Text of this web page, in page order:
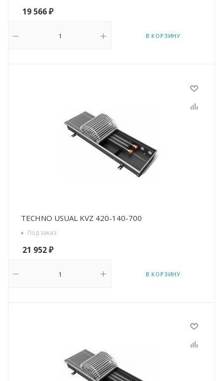
19 566₽
В КОРЗИНУ
TECHNO USUAL KVZ 420-140-700
Под заказ
21 952₽
В КОРЗИНУ